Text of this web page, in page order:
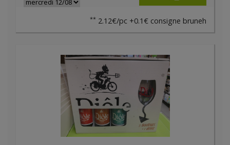
** 2.12€/pc +0.1€ consigne bruneh